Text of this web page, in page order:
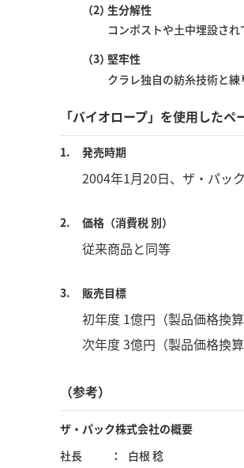
（2）生分解性
コンポストや土中埋設さ
（3）堅牢性
クラレ独自の紡糸技術と練
「バイオロープ」を使用した
1. 発売時期
2004年1月20日、ザ・パッ
2. 価格（消費税 別）
従来商品と同等
3. 販売目標
初年度 1億円（製品価格換算
次年度 3億円（製品価格換算
（参考）
ザ・パック株式会社の概要
社長
白根 稔